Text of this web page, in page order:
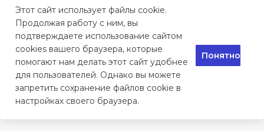
этаж, комната 204
info@remontkomlink.ru
Сервисный центр по ремонту техники в Москве, 2024
Этот сайт использует файлы cookie.
Продолжая работу с ним, вы
подтверждаете использование сайтом
cookies вашего браузера, которые
помогают нам делать этот сайт удобнее
для пользователей. Однако вы можете
запретить сохранение файлов cookie в
настройках своего браузера.
Понятно